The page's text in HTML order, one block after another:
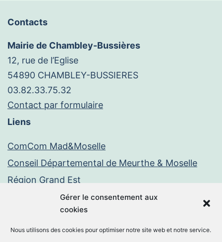
Gérer le consentement aux
cookies
Nous utilisons des cookies pour optimiser notre site web et notre service.
Contacts
Mairie de Chambley-Bussières
12, rue de l’Eglise
54890 CHAMBLEY-BUSSIERES
03.82.33.75.32
Contact par formulaire
Liens
ComCom Mad&Moselle
Conseil Départemental de Meurthe & Moselle
Région Grand Est
Paiement en ligne